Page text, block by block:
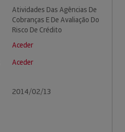
Atividades Das Agências De
Cobranças E De Avaliação Do
Risco De Crédito
Aceder
Aceder
2014/02/13